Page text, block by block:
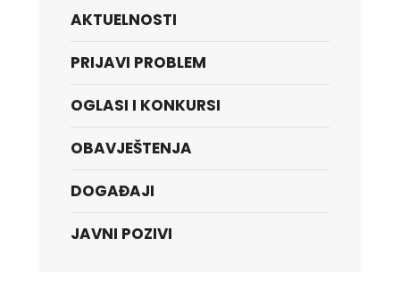
AKTUELNOSTI
PRIJAVI PROBLEM
OGLASI I KONKURSI
OBAVJEŠTENJA
DOGAĐAJI
JAVNI POZIVI